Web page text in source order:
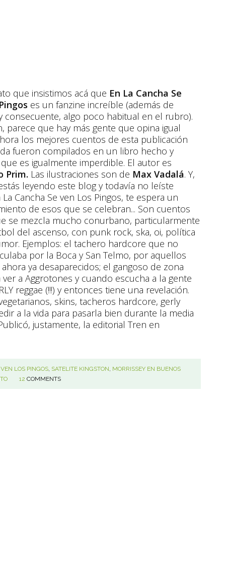
que insistimos acá que En La Cancha Se
es un fanzine increíble (además de
consecuente, algo poco habitual en el rubro).
parece que hay más gente que opina igual
los mejores cuentos de esta publicación
fueron compilados en un libro hecho y
es igualmente imperdible. El autor es
Prim. Las ilustraciones son de Max Vadalá. Y,
leyendo este blog y todavía no leíste
La Cancha Se ven Los Pingos, te espera un
de esos que se celebran... Son cuentos
se mezcla mucho conurbano, particularmente
del ascenso, con punk rock, ska, oi, política
Ejemplos: el tachero hardcore que no
por la Boca y San Telmo, por aquellos
ya desaparecidos; el gangoso de zona
a Aggrotones y cuando escucha a la gente
reggae (!!!) y entonces tiene una revelación.
skins, tacheros hardcore, gerly
a la vida para pasarla bien durante la media
justamente, la editorial Tren en
LOS PINGOS SATELITE KINGSTON MORRISSEY EN BUENOS
12 COMMENTS